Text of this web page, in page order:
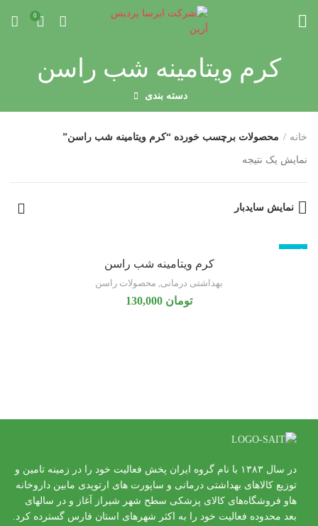
0
کرم ویتامینه شب راسن
دسته بندی
خانه محصولات برچسب خورده “کرم ویتامینه شب راسن”
نمایش یک نتیجه
نمایش سایدبار
ناموجود
کرم ویتامینه شب راسن
بهداشتی درمانی, محصولات راسن
تومان
در سال ۱۳۸۳ با نام گروه ایران پخش فعالیت خود را در زمینه تامین و
توزیع کالاهای بهداشتی درمانی و ساپورت های ارتوپدی مابین داروخانه
هاو فروشگاه‌های کالای پزشکی سطح شهر شیراز آغاز و در سالهای
بعد محدوده فعالیت خود را به اکثر شهرهای استان فارس گسترده کرد.